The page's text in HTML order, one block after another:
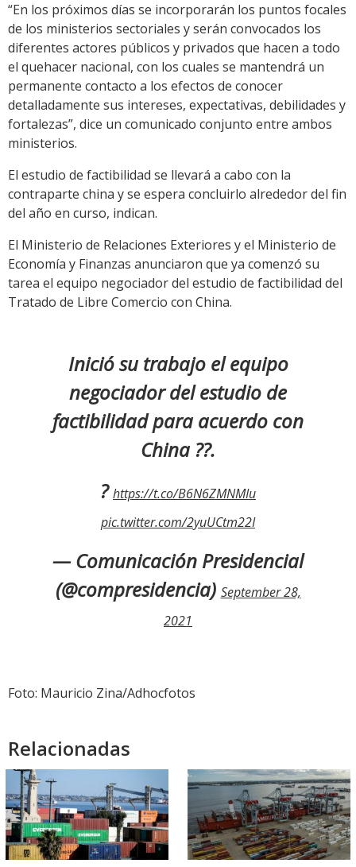
“En los próximos días se incorporarán los puntos focales
de los ministerios sectoriales y serán convocados los
diferentes actores públicos y privados que hacen a todo
el quehacer nacional, con los cuales se mantendrá un
permanente contacto a los efectos de conocer
detalladamente sus intereses, expectativas, debilidades y
fortalezas”, dice un comunicado conjunto entre ambos
ministerios.
El estudio de factibilidad se llevará a cabo con la
contraparte china y se espera concluirlo alrededor del fin
del año en curso, indican.
El Ministerio de Relaciones Exteriores y el Ministerio de
Economía y Finanzas anunciaron que ya comenzó su
tarea el equipo negociador del estudio de factibilidad del
Tratado de Libre Comercio con China.
Inició su trabajo el equipo
negociador del estudio de
factibilidad para acuerdo con
China ??.
?https://t.co/B6N6ZMNMIu
pic.twitter.com/2yuUCtm22I
— Comunicación Presidencial
(@compresidencia) September 28,
2021
Foto: Mauricio Zina/Adhocfotos
Relacionadas